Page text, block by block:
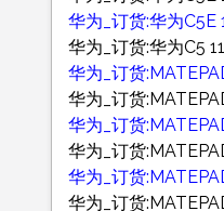
华为_订货:华为
华为_订货:华为C5
华为_订货
华为_订货
华为_订货
华为_订货
华为_订货
华为_订货